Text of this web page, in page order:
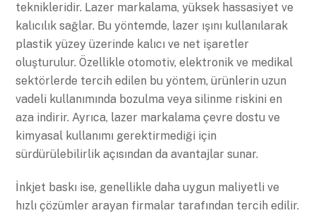
teknikleridir. Lazer markalama, yüksek hassasiyet ve
kalıcılık sağlar. Bu yöntemde, lazer ışını kullanılarak
plastik yüzey üzerinde kalıcı ve net işaretler
oluşturulur. Özellikle otomotiv, elektronik ve medikal
sektörlerde tercih edilen bu yöntem, ürünlerin uzun
vadeli kullanımında bozulma veya silinme riskini en
aza indirir. Ayrıca, lazer markalama çevre dostu ve
kimyasal kullanımı gerektirmediği için
sürdürülebilirlik açısından da avantajlar sunar.
İnkjet baskı ise, genellikle daha uygun maliyetli ve
hızlı çözümler arayan firmalar tarafından tercih edilir.